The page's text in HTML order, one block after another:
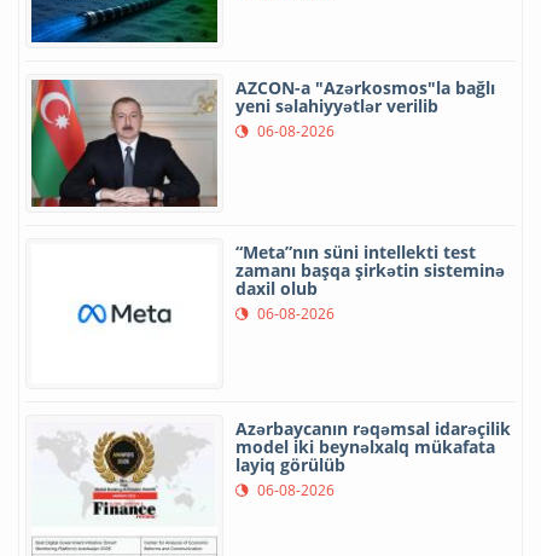
AZCON-a "Azərkosmos"la bağlı
yeni səlahiyyətlər verilib
06-08-2026
“Meta”nın süni intellekti test
zamanı başqa şirkətin sisteminə
daxil olub
06-08-2026
Azərbaycanın rəqəmsal idarəçilik
model iki beynəlxalq mükafata
layiq görülüb
06-08-2026